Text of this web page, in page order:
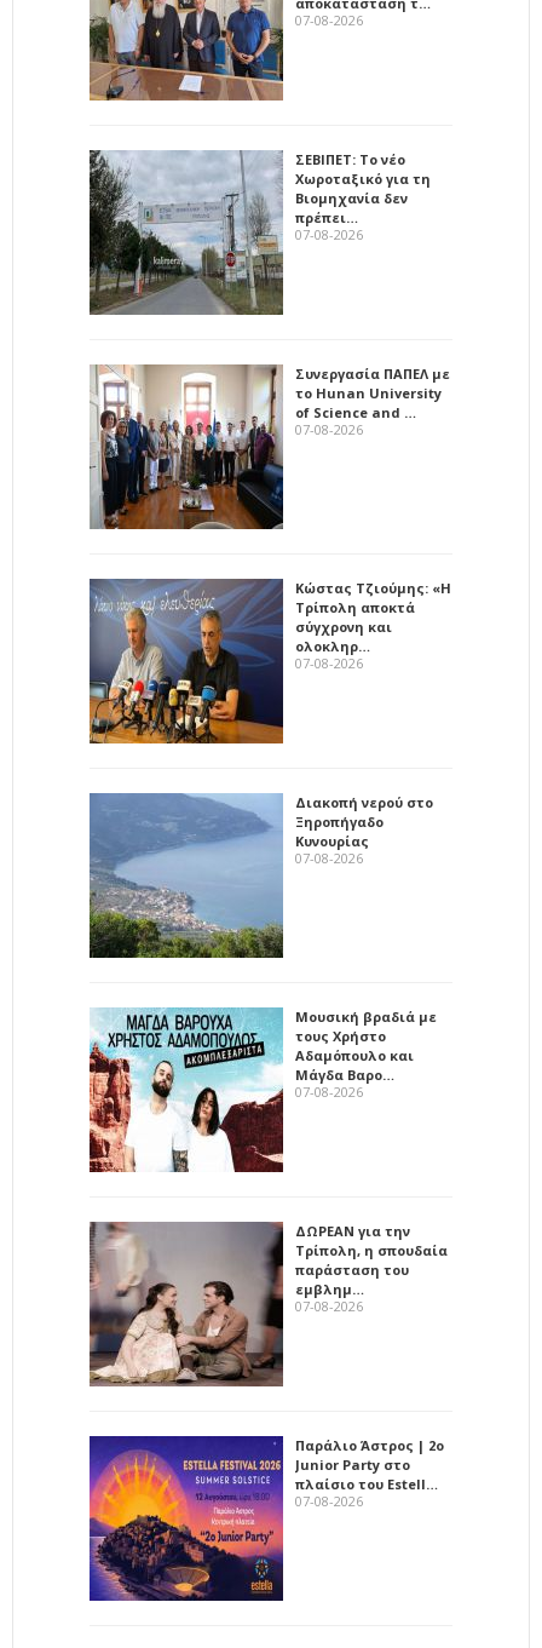
07-08-2026
ΣΕΒΙΠΕΤ: Το νέο
Χωροταξικό για τη
Βιομηχανία δεν
πρέπει…
07-08-2026
Συνεργασία ΠΑΠΕΛ με
το Hunan University
of Science and …
07-08-2026
Κώστας Τζιούμης: «Η
Τρίπολη αποκτά
σύγχρονη και
ολοκληρ…
07-08-2026
Διακοπή νερού στο
Ξηροπήγαδο
Κυνουρίας
07-08-2026
Μουσική βραδιά με
τους Χρήστο
Αδαμόπουλο και
Μάγδα Βαρο…
07-08-2026
ΔΩΡΕΑΝ για την
Τρίπολη, η σπουδαία
παράσταση του
εμβλημ…
07-08-2026
Παράλιο Άστρος | 2ο
Junior Party στο
πλαίσιο του Estell…
07-08-2026